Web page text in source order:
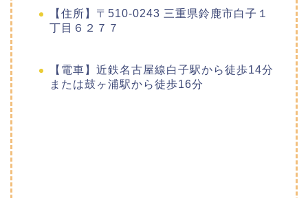
【住所】〒510-0243 三重県鈴鹿市白子１
丁目６２７７
【電車】近鉄名古屋線白子駅から徒歩14分
または鼓ヶ浦駅から徒歩16分